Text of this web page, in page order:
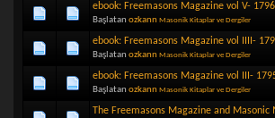
ebook: Freemasons Magazine vol V- 1796
Başlatan ozkann Masonik Kitaplar ve Dergiler
ebook: Freemasons Magazine vol IIII-
Başlatan ozkann Masonik Kitaplar ve Dergiler
ebook: Freemasons Magazine vol III-
Başlatan ozkann Masonik Kitaplar ve Dergiler
The Freemasons Magazine and Masonic